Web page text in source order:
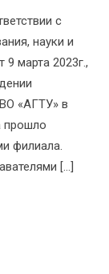
с
науки и
марта 2023г.,
«АГТУ» в
прошло
филиала.
[…]